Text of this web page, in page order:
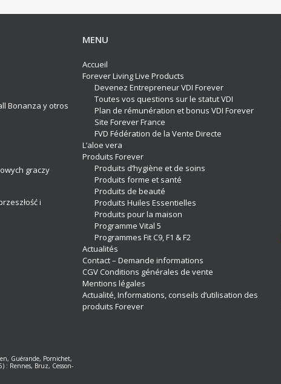
Bonanza y otros
graczy
i
MENU
Accueil
Forever Living Live Products
Devenez Entrepreneur VDI Forever
Toutes vos questions sur le statut VDI
Plan de rémunération et bonus VDI Forever
Site Forever France
FVD Fédération de la Vente Directe
L’aloe vera
Produits Forever
Produits d’hygiène et de soins
Produits forme et santé
Produits de beauté
Produits Huiles Essentielles
Produits pour la maison
Programme Vital 5
Programmes Fit C9, F1 & F2
Actualités
Contact – Demande informations
CGV Conditions générales de vente
Mentions légales
Actualité, Informations, conseils d’utilisation des
produits Forever
Guérande, Pornichet,
: Rennes, Bruz, Cesson-